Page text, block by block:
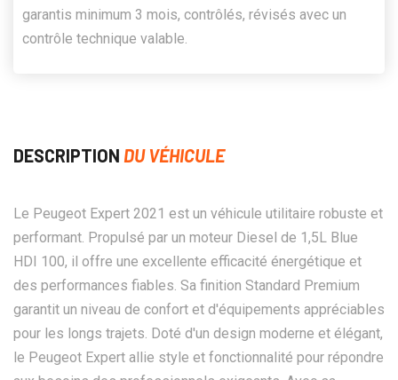
garantis minimum 3 mois, contrôlés, révisés avec un
contrôle technique valable.
DESCRIPTION DU VÉHICULE
Le Peugeot Expert 2021 est un véhicule utilitaire robuste et
performant. Propulsé par un moteur Diesel de 1,5L Blue
HDI 100, il offre une excellente efficacité énergétique et
des performances fiables. Sa finition Standard Premium
garantit un niveau de confort et d'équipements appréciables
pour les longs trajets. Doté d'un design moderne et élégant,
le Peugeot Expert allie style et fonctionnalité pour répondre